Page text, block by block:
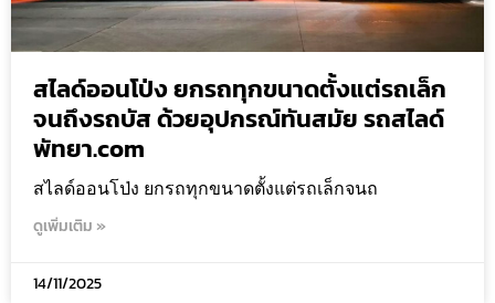
สไลด์ออนโป่ง ยกรถทุกขนาดตั้งแต่รถเล็ก
จนถึงรถบัส ด้วยอุปกรณ์ทันสมัย รถสไลด์
พัทยา.com
สไลด์ออนโป่ง ยกรถทุกขนาดตั้งแต่รถเล็กจนถ
ดูเพิ่มเติม »
14/11/2025